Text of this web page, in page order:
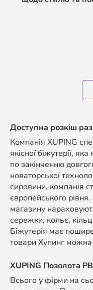
Доступна розкіш
Компанія XUPING
якісної біжутерії,
по закінченню
новаторської
сировини, компанія
європейського
магазину
сережки, кольє,
Біжутерія має
товари Хупинг можна
XUPING Позолота РВ
Всього у фірми на